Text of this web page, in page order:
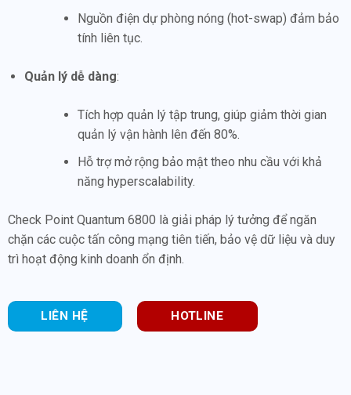
Nguồn điện dự phòng nóng (hot-swap) đảm bảo
tính liên tục.
Quản lý dễ dàng:
Tích hợp quản lý tập trung, giúp giảm thời gian
quản lý vận hành lên đến 80%.
Hỗ trợ mở rộng bảo mật theo nhu cầu với khả
năng hyperscalability.
Check Point Quantum 6800 là giải pháp lý tưởng để ngăn
chặn các cuộc tấn công mạng tiên tiến, bảo vệ dữ liệu và duy
trì hoạt động kinh doanh ổn định.
LIÊN HỆ HOTLINE